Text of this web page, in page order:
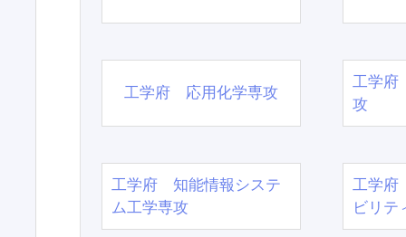
工学府 応用化学専攻
工学府
攻
工学府 知能情報システ
ム工学専攻
工学府
ビリテ